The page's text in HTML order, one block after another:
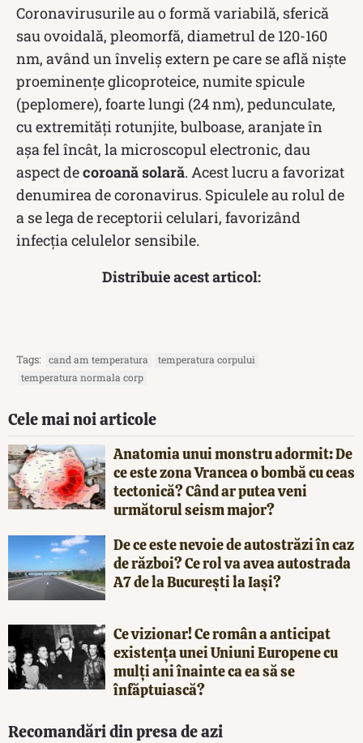
Coronavirusurile au o formă variabilă, sferică
sau ovoidală, pleomorfă, diametrul de 120-160
nm, având un înveliș extern pe care se află niște
proeminențe glicoproteice, numite spicule
(peplomere), foarte lungi (24 nm), pedunculate,
cu extremități rotunjite, bulboase, aranjate în
așa fel încât, la microscopul electronic, dau
aspect decoroană solară. Acest lucru a favorizat
denumirea de coronavirus. Spiculele au rolul de
a se lega de receptorii celulari, favorizând
infecția celulelor sensibile.
Distribuie acest articol:
Tags: cand am temperatura
temperatura corpului
temperatura normala corp
Cele mai noi articole
Anatomia unui monstru adormit: De
ce este zona Vrancea o bombă cu ceas
tectonică? Când ar putea veni
următorul seism major?
De ce este nevoie de autostrăzi în caz
de război? Ce rol va avea autostrada
A7 de la București la Iași?
Ce vizionar! Ce român a anticipat
existența unei Uniuni Europene cu
mulți ani înainte ca ea să se
înfăptuiască?
Recomandări din presa de azi